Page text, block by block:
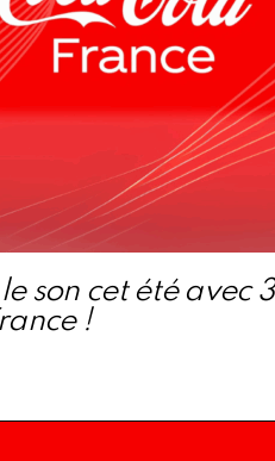
son cet été avec
!